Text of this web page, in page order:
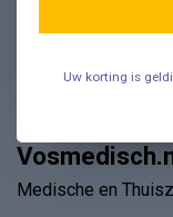
Medische en
Uw korting is